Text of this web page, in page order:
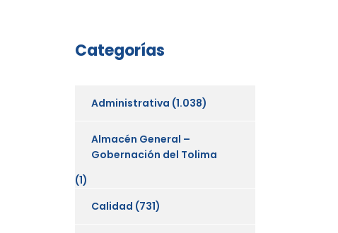
Categorías
Administrativa (1.038)
Almacén General –
Gobernación del Tolima
(1)
Calidad (731)